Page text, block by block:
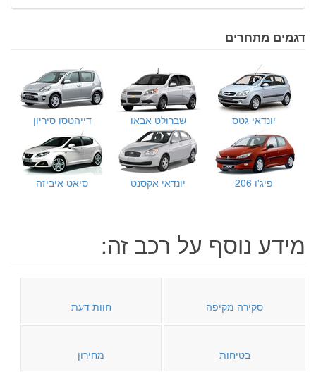
דגמים מתחרים
יונדאי גטס שברולט אבאו דייהטסו סיריון
פיג'ו 206 יונדאי אקסנט סיאט איביזה
מידע נוסף על רכב זה:
סקירה מקיפה חוות דעת
בטיחות מחירון